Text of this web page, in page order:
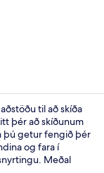
til að skíða
þér að skíðunum
þú getur fengið þér
og fara í
Meðal